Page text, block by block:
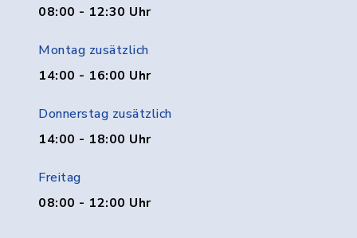
08:00 - 12:30 Uhr
Montag zusätzlich
14:00 - 16:00 Uhr
Donnerstag zusätzlich
14:00 - 18:00 Uhr
Freitag
08:00 - 12:00 Uhr